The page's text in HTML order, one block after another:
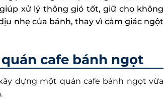
xử lý thông gió tốt, giữ cho không
nhẹ của bánh, thay vì cảm giác ngột
cafe bánh ngọt
dựng một quán cafe bánh ngọt vừa